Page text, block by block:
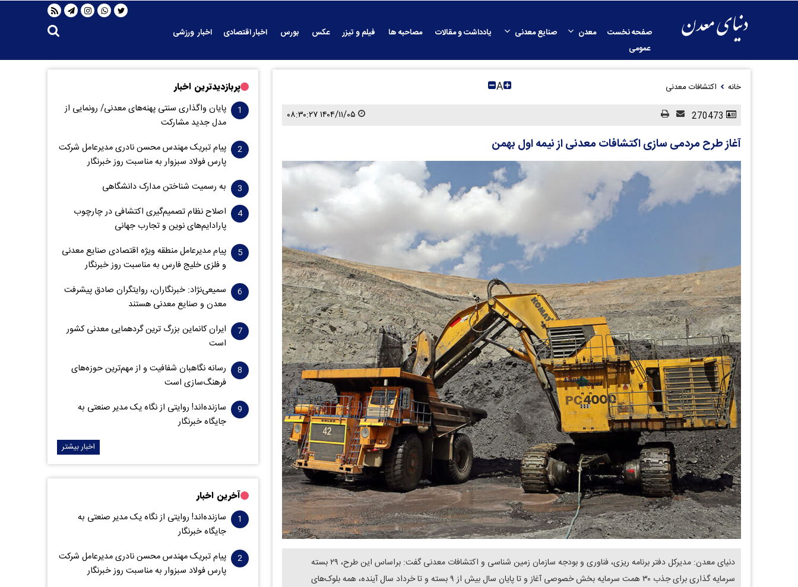
صفحه نخست معدن صنایع معدنی یادداشت و مقالات مصاحبه ها فیلم و تیزر عکس بورس اخبار اقتصادی
اخبار ورزشی
عمومی
خانه اکتشافات معدنی A
۱۴۰۴/۱۱/۰۵ ۰۸:۳۰:۲۷
آغاز طرح مردمی سازی اکتشافات معدنی از نیمه اول بهمن
دنیای معدن: مدیرکل دفتر برنامه ریزی، فناوری و بودجه سازمان زمین شناسی و اکتشافات معدنی گفت: براساس این طرح، ۲۹ بسته
سرمایه گذاری برای جذب ۳۰ همت سرمایه بخش خصوصی آغاز و تا پایان سال بیش از ۹ بسته و تا خرداد سال آینده، همه بلوک‌های
پربازدیدترین اخبار
پایان واگذاری‌ سنتی پهنه‌های معدنی/ رونمایی از
مدل جدید مشارکت
پیام تبریک مهندس محسن نادری مدیرعامل شرکت
پارس فولاد سبزوار به مناسبت روز خبرنگار
به رسمیت شناختن مدارک دانشگاهی
اصلاح نظام تصمیم‌گیری اکتشافی در چارچوب
پارادایم‌های نوین و تجارب جهانی
پیام مدیرعامل منطقه ویژه اقتصادی صنایع معدنی
و فلزی خلیج فارس به مناسبت روز خبرنگار‌
سمیعی‌نژاد: خبرنگاران، روایتگران صادق پیشرفت
معدن و صنایع معدنی هستند
ایران کانماین بزرگ ترین گردهمایی معدنی کشور
است
رسانه نگاهبان شفافیت و از مهم‌ترین حوزه‌های
فرهنگ‌سازی است
سازنده‌اند! روایتی از نگاه یک مدیر صنعتی به
جایگاه خبرنگار
اخبار بیشتر
آخرین اخبار
سازنده‌اند! روایتی از نگاه یک مدیر صنعتی به
جایگاه خبرنگار
پیام تبریک مهندس محسن نادری مدیرعامل شرکت
پارس فولاد سبزوار به مناسبت روز خبرنگار